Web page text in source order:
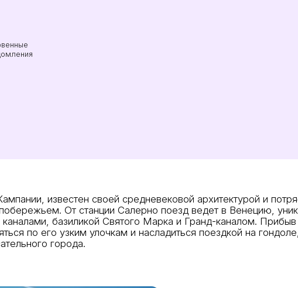
известен своей средневековой архитектурой и
От станции Салерно поезд ведет в Венецию,
базиликой Святого Марка и Гранд-каналом.
по его узким улочкам и насладиться поездкой на
города.